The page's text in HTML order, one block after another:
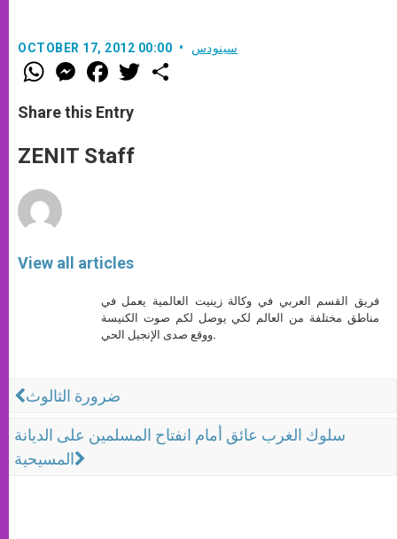
OCTOBER 17, 2012 00:00 سينودس
W
h
t
s
p
p
M
e
s
e
g
e
F
a
e
b
o
k
w
Share this Entry
ZENIT Staff
View all articles
فريق القسم العربي في وكالة زينيت العالمية يعمل في
مناطق مختلفة من العالم لكي يوصل لكم صوت الكنيسة
ووقع صدى الإنجيل الحي.
ضرورة الثالوث
سلوك الغرب عائق أمام انفتاح المسلمين على الديانة
المسيحية